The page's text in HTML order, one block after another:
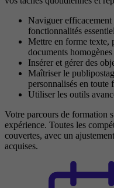
Naviguer efficacement
fonctionnalités
Mettre en forme texte,
documents
Insérer et gérer des
Maîtriser le
personnalisés en toute
Utiliser les outils
Votre parcours de formation
expérience. Toutes les
couvertes, avec un
acquises.